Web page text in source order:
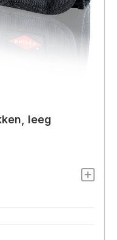
leeg